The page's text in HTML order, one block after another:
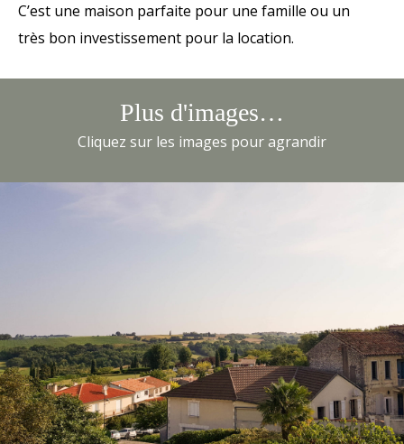
C’est une maison parfaite pour une famille ou un
très bon investissement pour la location.
Plus d'images…
Cliquez sur les images pour agrandir